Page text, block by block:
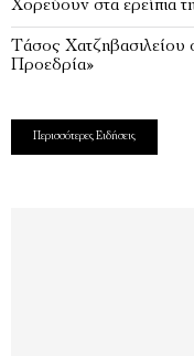
Χορεύουν στα ερείπια
Τάσος Χατζηβασιλείου
Προεδρία»
Περισσότερες Ειδήσεις